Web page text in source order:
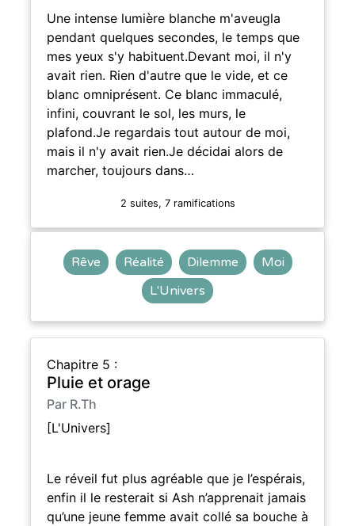
Une intense lumière blanche m'aveugla
pendant quelques secondes, le temps que
mes yeux s'y habituent.Devant moi, il n'y
avait rien. Rien d'autre que le vide, et ce
blanc omniprésent. Ce blanc immaculé,
infini, couvrant le sol, les murs, le
plafond.Je regardais tout autour de moi,
mais il n'y avait rien.Je décidai alors de
marcher, toujours dans…
2 suites, 7 ramifications
Rêve Réalité Dilemme
Moi
L'Univers
Chapitre 5 :
Pluie et orage
Par R.Th
[L'Univers]
Le réveil fut plus agréable que je l’espérais,
enfin il le resterait si Ash n’apprenait jamais
qu’une jeune femme avait collé sa bouche à